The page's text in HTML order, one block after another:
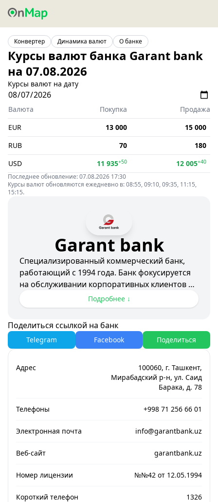
Конвертер Динамика валют О банке
Курсы валют банка Garant bank
на 07.08.2026
Курсы валют на дату
Валюта Покупка
Продажа
EUR
13 000
15 000
RUB
70
180
USD
11 935+50 12 005+40
Последнее обновление: 07.08.2026 17:30
Курсы валют обновляются ежедневно в: 08:55, 09:10, 09:35, 11:15,
15:15.
Garant bank
Специализированный коммерческий банк,
работающий с 1994 года. Банк фокусируется
на обслуживании корпоративных клиентов и
развитии международного бизнеса.
Приоритеты развития:
- Торговое финансирование
- Документарные операции
- Корпоративное кредитование
Подробнее ↓
Поделиться ссылкой на банк
Telegram Facebook Поделиться
Адрес
100060, г. Ташкент,
Мирабадский р-н, ул. Саид
Барака, д. 78
Телефоны +998 71 256 66 01
Электронная почта info@garantbank.uz
Веб-сайт garantbank.uz
Номер лицензии №№42 от 12.05.1994
Короткий телефон 1326